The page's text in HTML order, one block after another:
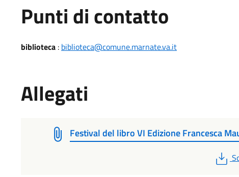
Punti di contatto
biblioteca: biblioteca@comune.marnate.va.it
Allegati
Festival del libro VI Edizione Francesca